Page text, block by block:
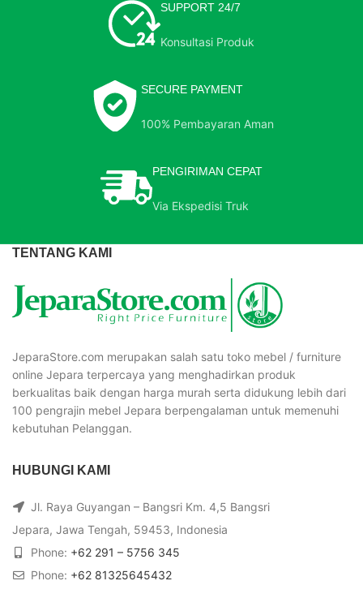
SUPPORT 24/7
Konsultasi Produk
SECURE PAYMENT
100% Pembayaran Aman
PENGIRIMAN CEPAT
Via Ekspedisi Truk
TENTANG KAMI
JeparaStore.com merupakan salah satu toko mebel / furniture
online Jepara terpercaya yang menghadirkan produk
berkualitas baik dengan harga murah serta didukung lebih dari
100 pengrajin mebel Jepara berpengalaman untuk memenuhi
kebutuhan Pelanggan.
HUBUNGI KAMI
Jl. Raya Guyangan – Bangsri Km. 4,5 Bangsri
Jepara, Jawa Tengah, 59453, Indonesia
Phone: +62 291 – 5756 345
Phone: +62 81325645432